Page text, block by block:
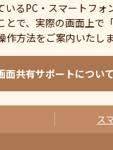
いるPC・スマートフォ
とで、実際の画面上で
方法をご案内いたしま
面共有サポートについて
ス